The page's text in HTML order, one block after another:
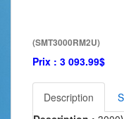
(SMT3000RM2U)
Prix : 3 093.99$
Description